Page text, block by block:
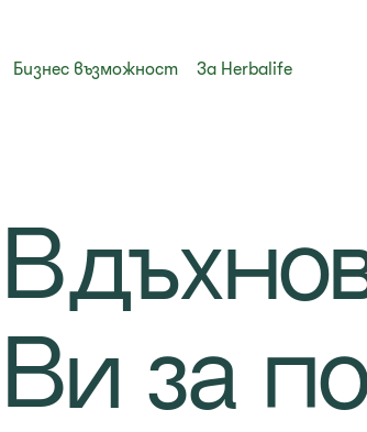
Бизнес възможност За Herbalife
Ви за